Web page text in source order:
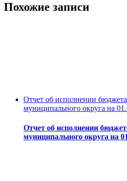
Похожие записи
Отчет об исполнении
муниципального округа на
Отчет об исполнении
муниципального округа на